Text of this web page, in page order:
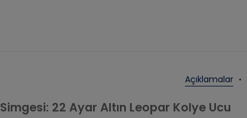
Açıklamalar
22 Ayar Altın Leopar Kolye Ucu